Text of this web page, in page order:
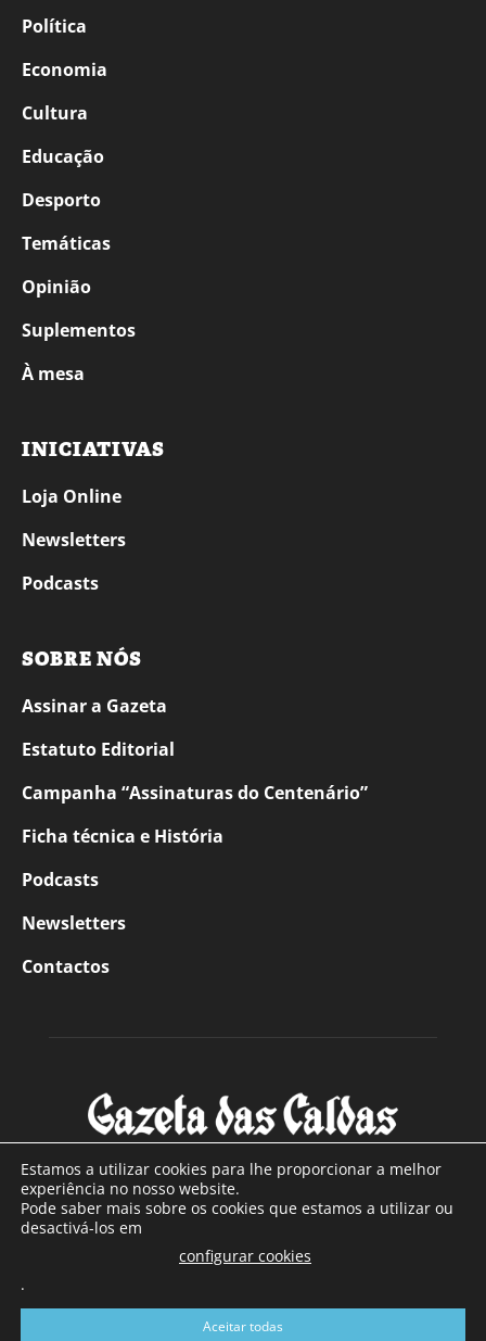
Política
Economia
Cultura
Educação
Desporto
Temáticas
Opinião
Suplementos
À mesa
INICIATIVAS
Loja Online
Newsletters
Podcasts
SOBRE NÓS
Assinar a Gazeta
Estatuto Editorial
Campanha “Assinaturas do Centenário”
Ficha técnica e História
Podcasts
Newsletters
Contactos
SOBRE NÓS
Com sede nas Caldas da Rainha e mais de 90 anos de
a sul de distrito de Leiria, com mais de 40.000 leitores por
toda a região Oeste. Jornal com distribuição em Portugal
Estamos a utilizar cookies para lhe proporcionar a melhor
experiência no nosso website.
Pode saber mais sobre os cookies que estamos a utilizar ou
desactivá-los em
configurar cookies
.
Aceitar todas